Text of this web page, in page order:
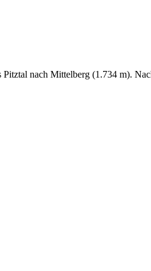
Pitztal nach Mittelberg (1.734 m).